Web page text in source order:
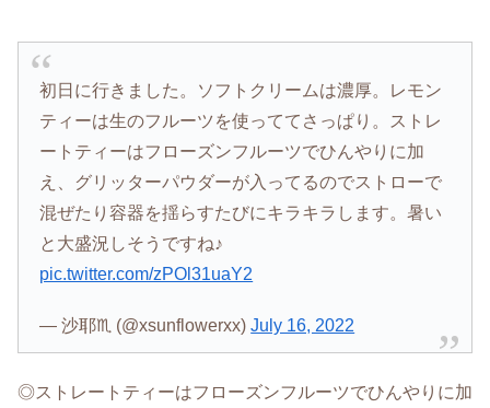
初日に行きました。ソフトクリームは濃厚。レモン
ティーは生のフルーツを使っててさっぱり。ストレ
ートティーはフローズンフルーツでひんやりに加
え、グリッターパウダーが入ってるのでストローで
混ぜたり容器を揺らすたびにキラキラします。暑い
と大盛況しそうですね♪
pic.twitter.com/zPOl31uaY2
— 沙耶♏️ (@xsunflowerxx)July 16, 2022
◎ストレートティーはフローズンフルーツでひんやりに加